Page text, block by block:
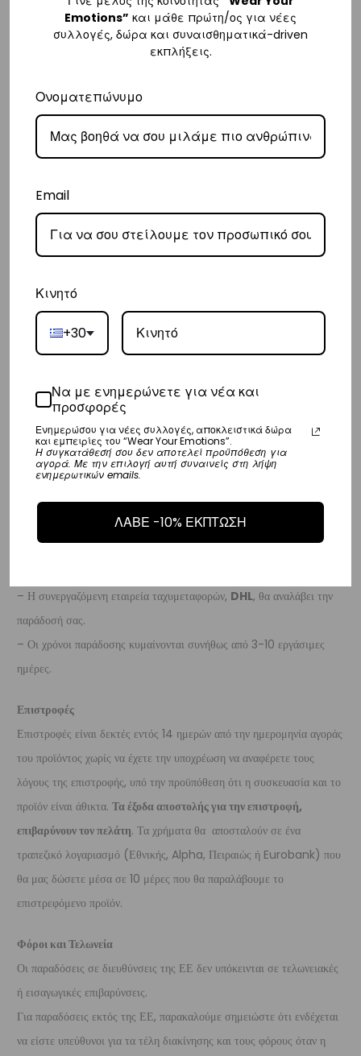
– Για παραγγελίες κάτω των €80, υπάρχει σταθερή χρέωση εξόδων
αποστολής στα€3.
– Η συνεργαζόμενη εταιρεία ταχυμεταφορών,
– Οι χρόνοι παράδοσης συνήθως κυμαίνονται από 1-3 εργάσιμες
ημέρες.
– Προσφέρουμε επίσης αντικαταβολή για παραγγελίες σε όλη την
– Τα έξοδα αποστολής για Κύπρο είναι στα
την παράδοσή σας.
– Οι χρόνοι παράδοσης κυμαίνονται συνήθως από 2-7 εργάσιμες
Ευρώπη
– Τα έξοδα αποστολής για όλο την Ευρώπη είναι στα
– Η συνεργαζόμενη εταιρεία ταχυμεταφορών,DHL, θα αναλάβει την
παράδοσή σας.
– Οι χρόνοι παράδοσης κυμαίνονται συνήθως από 3-8 εργάσιμες
ημέρες.
Διεθνή
– Η συνεργαζόμενη εταιρεία ταχυμεταφορών, DHL, θα αναλάβει την
παράδοσή σας.
– Οι χρόνοι παράδοσης κυμαίνονται συνήθως από 3-10 εργάσιμες
ημέρες.
Επιστροφές
Επιστροφές είναι δεκτές εντός 14 ημερών από την ημερομηνία αγοράς
του προϊόντος χωρίς να έχετε την υποχρέωση να αναφέρετε τους
λόγους της επιστροφής, υπό την προϋπόθεση ότι η συσκευασία και το
προϊόν είναι άθικτα. Τα έξοδα αποστολής για την επιστροφή,
επιβαρύνουν τον πελάτη. Τα χρήματα θα αποσταλούν σε ένα
τραπεζικό λογαριασμό (Εθνικής, Alpha, Πειραιώς ή Eurobank) που
θα μας δώσετε μέσα σε 10 μέρες που θα παραλάβουμε το
επιστρεφόμενο προϊόν.
Φόροι και Τελωνεία
Οι παραδόσεις σε διευθύνσεις της ΕΕ δεν υπόκεινται σε τελωνειακές
ή εισαγωγικές επιβαρύνσεις.
Για παραδόσεις εκτός της ΕΕ, παρακαλούμε σημειώστε ότι ενδέχεται
να είστε υπεύθυνοι για τα τέλη διακίνησης και τους φόρους όταν η
Emotions” και μάθε πρώτη/ος για νέες
συλλογές, δώρα και συναισθηματικά-driven
εκπλήξεις.
Ονοματεπώνυμο
Email
Κινητό
+30
Να με ενημερώνετε για νέα και
προσφορές
Ενημερώσου για νέες συλλογές, αποκλειστικά δώρα
και εμπειρίες του “Wear Your Emotions”.
Η συγκατάθεσή σου δεν αποτελεί προϋπόθεση για
αγορά. Με την επιλογή αυτή συναινείς στη λήψη
ενημερωτικών emails.
ΛΑΒΕ -10% ΕΚΠΤΩΣΗ